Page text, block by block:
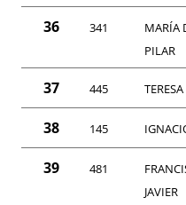
36 341
MARÍA
PILAR
37 445
38 145
39 481
JAVIER